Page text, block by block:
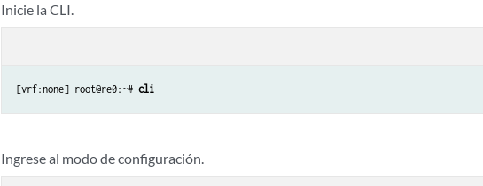
Inicie la CLI.
[vrf:none] root@re0:~# cli
Ingrese al modo de configuración.